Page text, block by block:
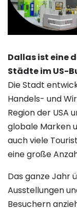
Dallas ist eine
Städte im US-
Die Stadt
Handels- und
Region der USA
globale Marken
auch viele
eine große
Das ganze Jahr
Ausstellungen
Besuchern